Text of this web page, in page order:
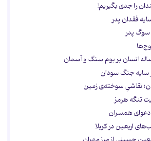
را جدی بگیریم!
فقدان پدر
سوگ پدر
انسان بر بوم سنگ و آسمان
سایه جنگ سودان
نقاشیِ سوخته‌ی زمین
تنگه هرمز
اربعین در کربلا